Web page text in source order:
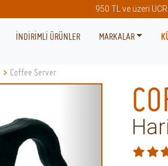
950 TL ve üzeri
İNDİRİMLİ ÜRÜNLER MARKALAR
> Coffee Server